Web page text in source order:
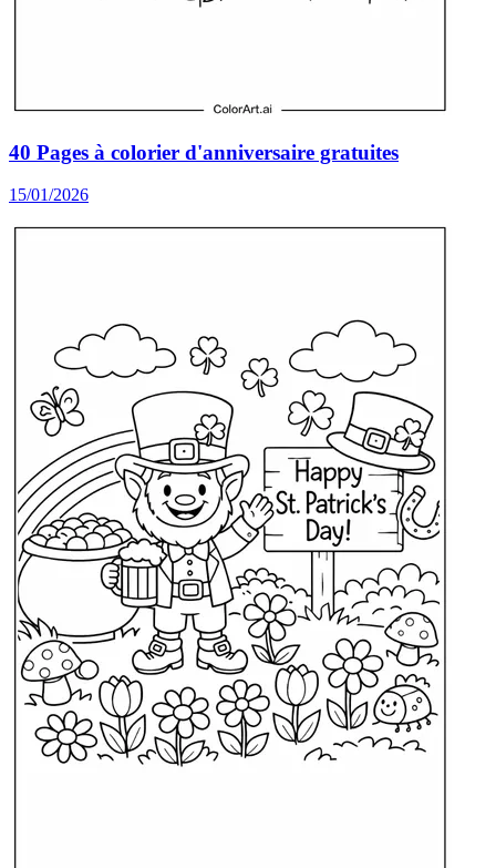
40 Pages à colorier d'anniversaire gratuites
15/01/2026